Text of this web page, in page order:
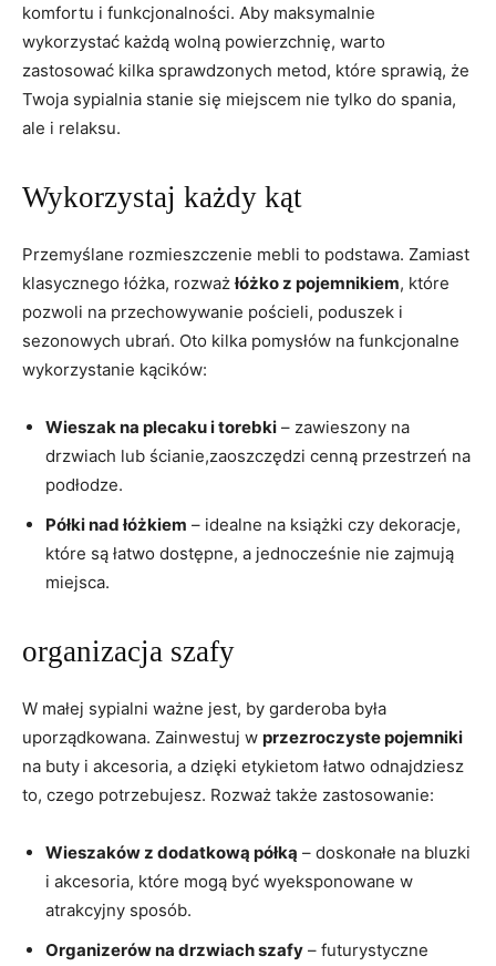
komfortu i funkcjonalności.‍ Aby maksymalnie
wykorzystać każdą wolną powierzchnię, warto
⁣zastosować kilka sprawdzonych ⁢metod, które sprawią, ‍że
Twoja sypialnia stanie się ⁤miejscem nie tylko do spania,
ale i relaksu.
Wykorzystaj każdy kąt
Przemyślane rozmieszczenie mebli to podstawa. Zamiast
klasycznego łóżka, rozważ łóżko ⁢z ‌pojemnikiem, które
pozwoli na przechowywanie pościeli, poduszek i
⁢sezonowych ubrań. Oto kilka pomysłów na funkcjonalne
wykorzystanie kącików:
Wieszak na plecaku ​i ‌torebki –‌ zawieszony na
drzwiach ⁣lub ⁣ścianie,zaoszczędzi cenną przestrzeń⁢ na
podłodze.
Półki nad łóżkiem – idealne na książki czy dekoracje,
które są łatwo dostępne, a jednocześnie nie zajmują
miejsca.
organizacja ⁢szafy
W małej sypialni ważne ‌jest,⁢ by garderoba była
uporządkowana. Zainwestuj w przezroczyste pojemniki
na buty⁣ i akcesoria, a‌ dzięki etykietom łatwo odnajdziesz
to, ⁢czego ⁣potrzebujesz. Rozważ⁢ także​ zastosowanie:
Wieszaków z dodatkową półką – ⁣doskonałe na⁣ bluzki
i akcesoria, które mogą ‌być wyeksponowane w
‌atrakcyjny sposób.
Organizerów na drzwiach szafy – futurystyczne​